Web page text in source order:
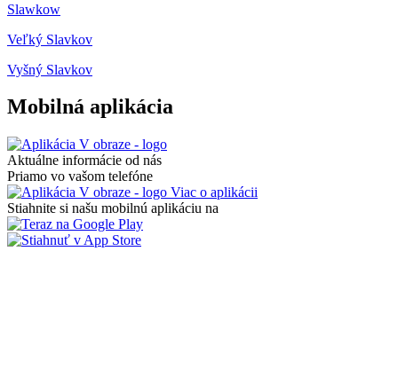
Slawkow
Veľký Slavkov
Vyšný Slavkov
Mobilná aplikácia
Aktuálne informácie od nás
Priamo vo vašom telefóne
Viac o aplikácii
Stiahnite si našu mobilnú aplikáciu na